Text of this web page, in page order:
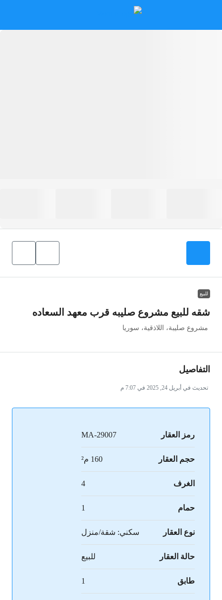
للبيع
شقه للبيع مشروع صليبه قرب معهد السعاده
مشروع صليبة، اللاذقية، سوريا
التفاصيل
تحديث في أبريل 24, 2025 في 7:07 م
رمز العقار MA-29007
حجم العقار 160 م²
الغرف 4
حمام 1
نوع العقار سكني: شقة/منزل
حالة العقار للبيع
طابق 1